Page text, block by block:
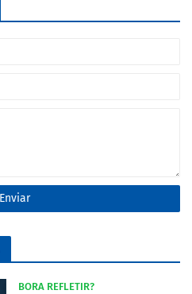
BORA REFLETIR?